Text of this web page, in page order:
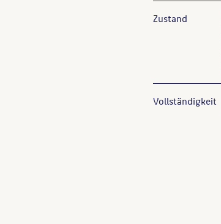
Zustand
Vollständigkeit